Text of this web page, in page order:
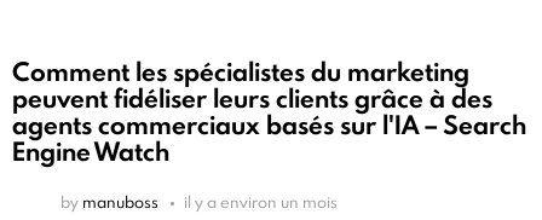
Comment les spécialistes du marketing
peuvent fidéliser leurs clients grâce à des
agents commerciaux basés sur l'IA – Search
Engine Watch
by manuboss il y a environ un mois